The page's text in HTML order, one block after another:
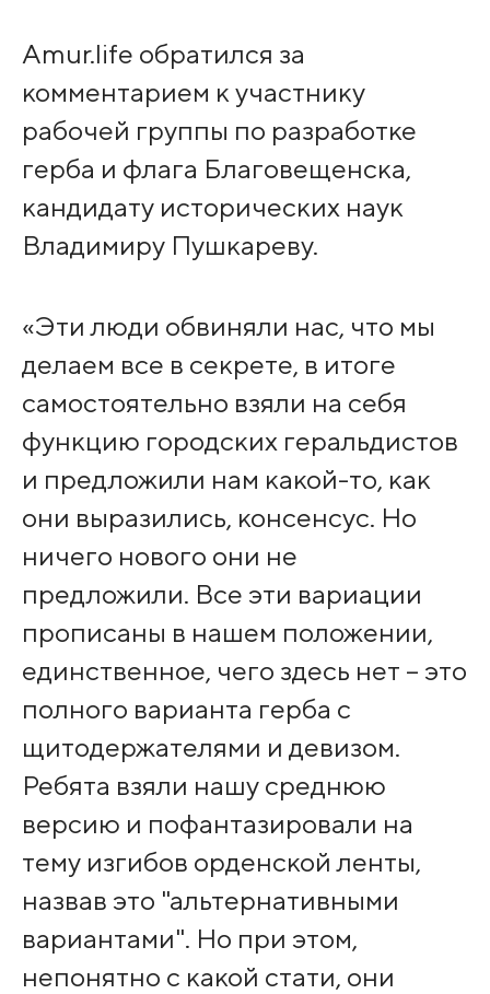
Amur.life обратился за
комментарием к участнику
рабочей группы по разработке
герба и флага Благовещенска,
кандидату исторических наук
Владимиру Пушкареву.
«Эти люди обвиняли нас, что мы
делаем все в секрете, в итоге
самостоятельно взяли на себя
функцию городских геральдистов
и предложили нам какой-то, как
они выразились, консенсус. Но
ничего нового они не
предложили. Все эти вариации
прописаны в нашем положении,
единственное, чего здесь нет – это
полного варианта герба с
щитодержателями и девизом.
Ребята взяли нашу среднюю
версию и пофантазировали на
тему изгибов орденской ленты,
назвав это "альтернативными
вариантами". Но при этом,
непонятно с какой стати, они